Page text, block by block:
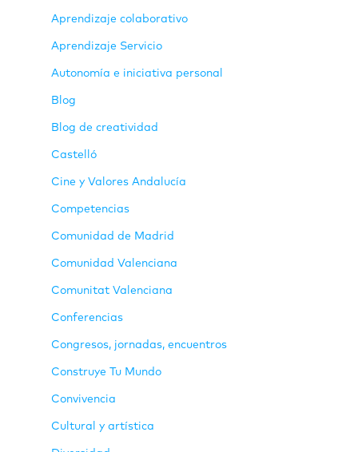
Aprendizaje colaborativo
Aprendizaje Servicio
Autonomía e iniciativa personal
Blog
Blog de creatividad
Castelló
Cine y Valores Andalucía
Competencias
Comunidad de Madrid
Comunidad Valenciana
Comunitat Valenciana
Conferencias
Congresos, jornadas, encuentros
Construye Tu Mundo
Convivencia
Cultural y artística